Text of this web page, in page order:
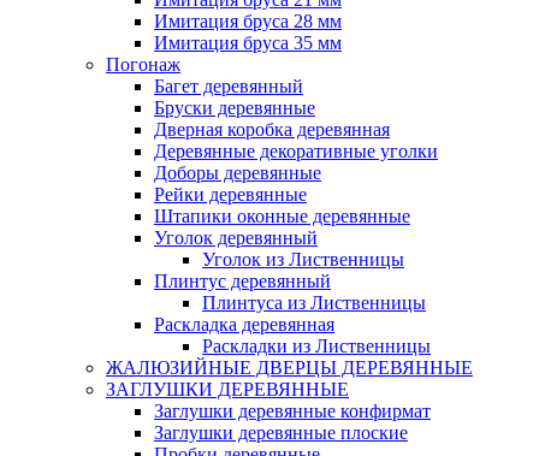
Имитация бруса 28 мм
Имитация бруса 35 мм
Погонаж
Багет деревянный
Бруски деревянные
Дверная коробка деревянная
Деревянные декоративные уголки
Доборы деревянные
Рейки деревянные
Штапики оконные деревянные
Уголок деревянный
Уголок из Лиственницы
Плинтус деревянный
Плинтуса из Лиственницы
Раскладка деревянная
Раскладки из Лиственницы
ЖАЛЮЗИЙНЫЕ ДВЕРЦЫ ДЕРЕВЯННЫЕ
ЗАГЛУШКИ ДЕРЕВЯННЫЕ
Заглушки деревянные конфирмат
Заглушки деревянные плоские